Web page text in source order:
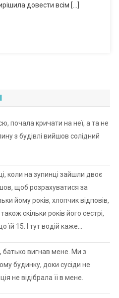
довести всім […]
почала кричати на неї, а та не
з будівлі вийшов солідний
коли на зупинці зайшли двоє
щоб розрахуватися за
йому років, хлопчик відповів,
скільки років його сестрі,
15. І тут водій каже…
батько вигнав мене. Ми з
будинку, доки сусіди не
не відібрала її в мене.